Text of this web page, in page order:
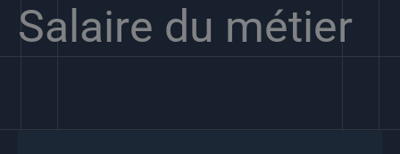
Salaire du métier​